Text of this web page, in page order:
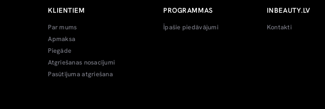
KLIENTIEM
Par mums
Apmaksa
Piegāde
Atgriešanas nosacījumi
Pasūtījuma atgriešana
PROGRAMMAS
Īpašie piedāvājumi
INBEAUTY.LV
Kontakti